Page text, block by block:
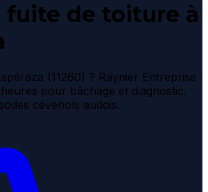
fuite de toiture à
(11260) ? Raynier Entreprise
pour bâchage et diagnostic.
cévenols audois.